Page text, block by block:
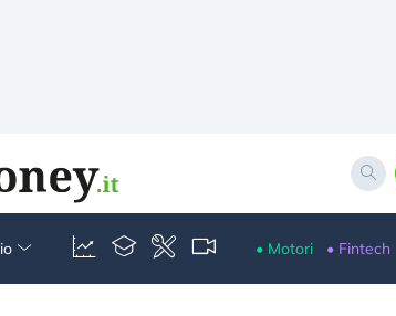
• Motori • Fintech